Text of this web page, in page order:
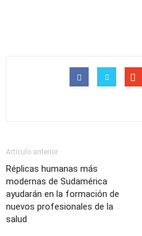
Artículo anterior
Réplicas humanas más
modernas de Sudamérica
ayudarán en la formación de
nuevos profesionales de la
salud